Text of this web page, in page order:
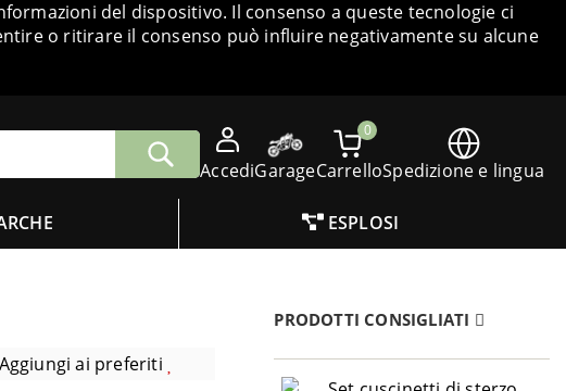
del dispositivo. Il consenso a queste tecnologie ci
o ritirare il consenso può influire negativamente su alcune
AccediGarage
0
CarrelloSpedizione e lingua
ESPLOSI
Aggiungi ai preferiti
PRODOTTI CONSIGLIATI